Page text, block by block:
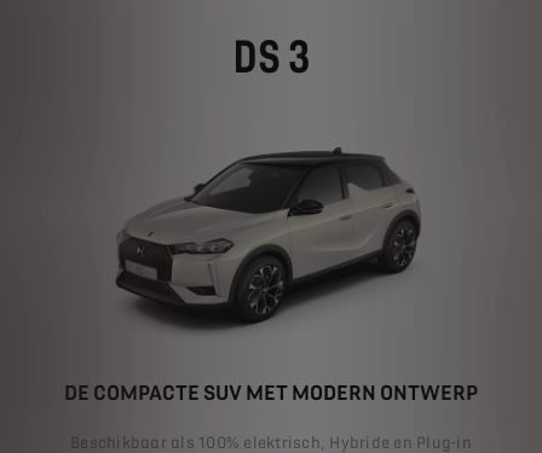
DS 3
DE COMPACTE SUV MET MODERN ONTWERP
Beschikbaar als 100% elektrisch, Hybride en Plug-in